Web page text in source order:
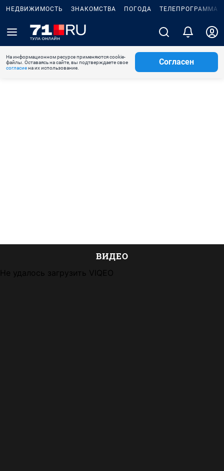
НЕДВИЖИМОСТЬ ЗНАКОМСТВА ПОГОДА ТЕЛЕПРОГРАММА
На информационном ресурсе применяются cookie-
файлы. Оставаясь на сайте, вы подтверждаете свое
согласиена их использование.
Согласен
ВИДЕО
Не удалось загрузить VIQEO